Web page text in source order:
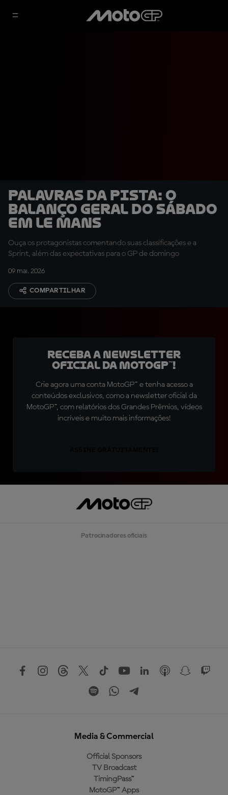
Palavras da pista: o
balanço geral do sábado
em Le Mans
Ouça os protagonistas comentando suas classificações e a
Sprint, além das expectativas para o GP de domingo
09 mai. 2026
COMPARTILHAR
Receba a newsletter
oficial da MotoGP™!
Crie agora uma conta MotoGP™ e tenha acesso a
conteúdos exclusivos, como a newsletter oficial da
MotoGP™, com relatórios dos Grandes Prêmios, vídeos
incríveis e muito mais informações!
Patrocinadores oficiais
Media & Commercial
Official Sponsors
TV Broadcast
TimingPass™
MotoGP™ Apps